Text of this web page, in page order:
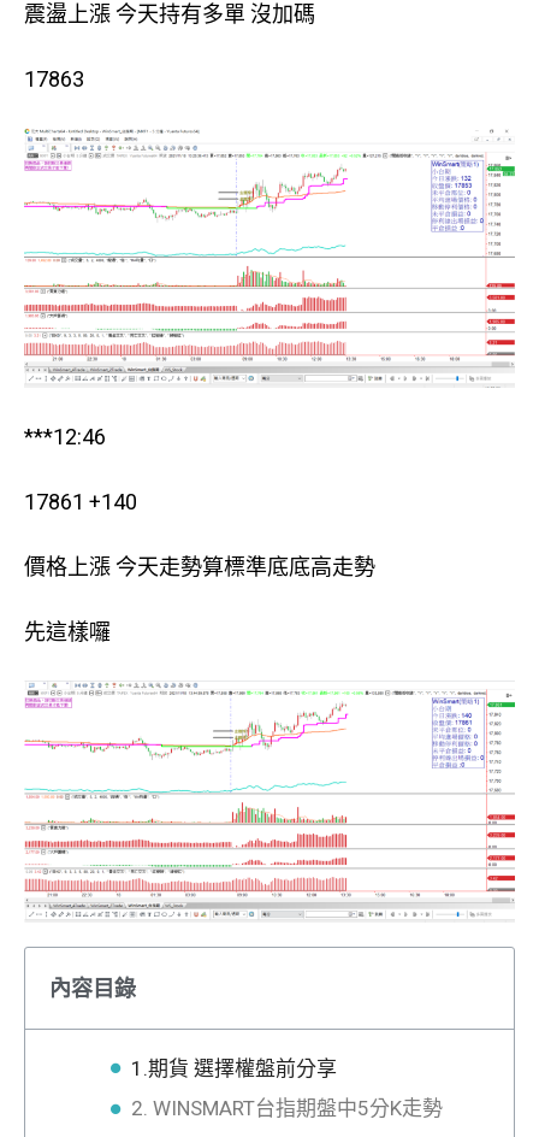
震盪上漲 今天持有多單 沒加碼
17863
***12:46
17861 +140
價格上漲 今天走勢算標準底底高走勢
先這樣囉
內容目錄
1.期貨 選擇權盤前分享
2. WINSMART台指期盤中5分K走勢